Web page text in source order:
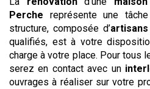
Perche représente une
structure, composée d’artisans
qualifiés, est à votre
charge à votre place. Pour tous
serez en contact avec un
ouvrages à réaliser sur votre